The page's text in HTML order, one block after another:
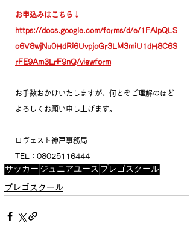
お申込みはこちら↓
https://docs.google.com/forms/d/e/1FAIpQLS
c6V8wjNu0HdRi6UvpjoGr3LM3miU1dH8C6S
rFE9Am3LrF9nQ/viewform
お手数おかけいたしますが、何とぞご理解のほど
よろしくお願い申し上げます。
ロヴェスト神戸事務局
TEL：08025116444
サッカー ジュニアユース プレゴスクール
プレゴスクール